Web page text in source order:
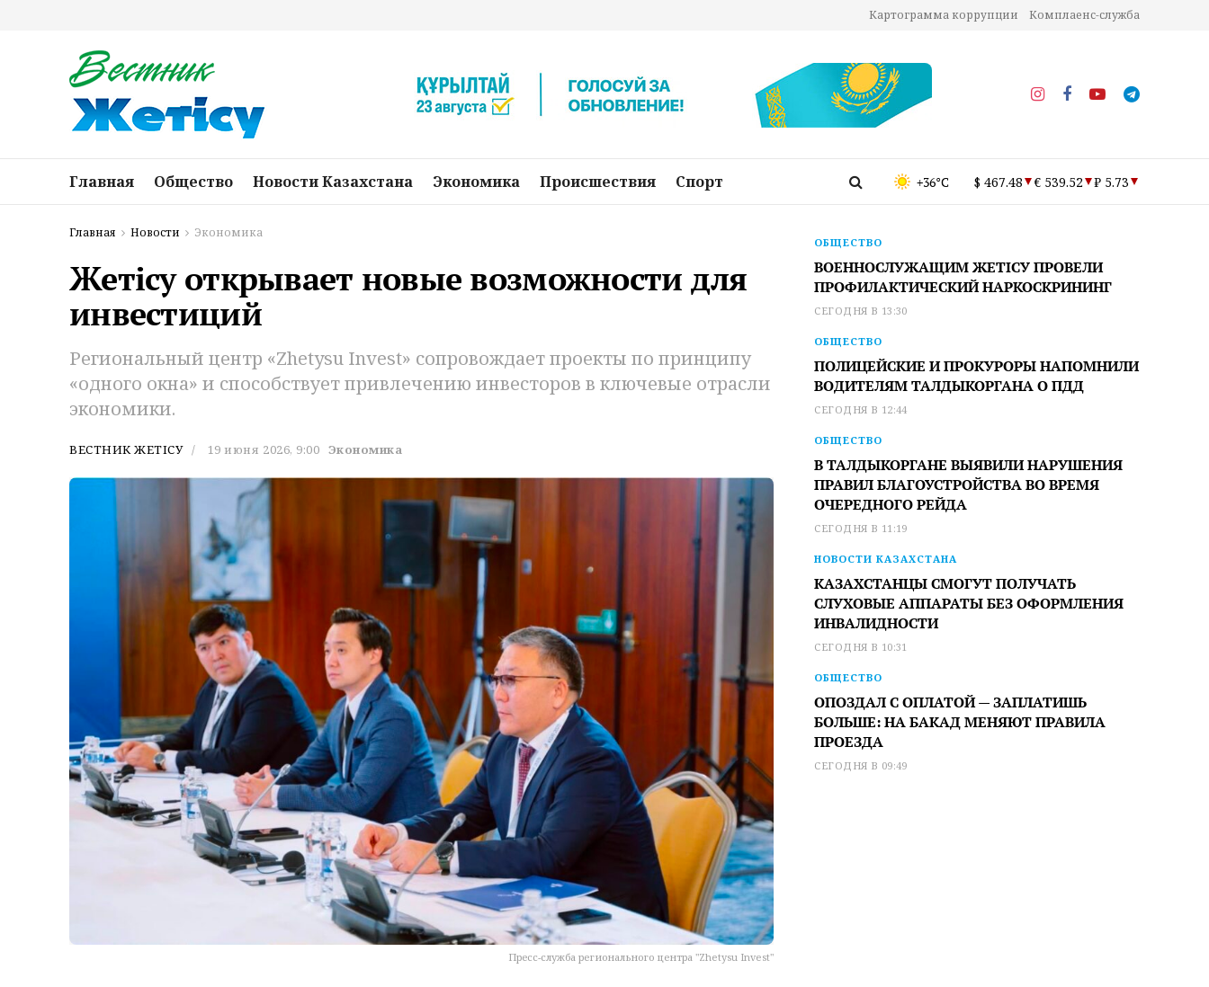
Картограмма коррупции Комплаенс-служба
Главная Общество Новости Казахстана Экономика Происшествия Спорт +36°C $ 467.48 € 539.52 ₽ 5.73
Главная Новости Экономика
Жетісу открывает новые возможности для
инвестиций
Региональный центр «Zhetysu Invest» сопровождает проекты по принципу
«одного окна» и способствует привлечению инвесторов в ключевые отрасли
экономики.
ВЕСТНИК ЖЕТІСУ 19 июня 2026, 9:00 Экономика
Пресс-служба регионального центра "Zhetysu Invest"
ОБЩЕСТВО
ВОЕННОСЛУЖАЩИМ ЖЕТІСУ ПРОВЕЛИ
ПРОФИЛАКТИЧЕСКИЙ НАРКОСКРИНИНГ
СЕГОДНЯ В 13:30
ОБЩЕСТВО
ПОЛИЦЕЙСКИЕ И ПРОКУРОРЫ НАПОМНИЛИ
ВОДИТЕЛЯМ ТАЛДЫКОРГАНА О ПДД
СЕГОДНЯ В 12:44
ОБЩЕСТВО
В ТАЛДЫКОРГАНЕ ВЫЯВИЛИ НАРУШЕНИЯ
ПРАВИЛ БЛАГОУСТРОЙСТВА ВО ВРЕМЯ
ОЧЕРЕДНОГО РЕЙДА
СЕГОДНЯ В 11:19
НОВОСТИ КАЗАХСТАНА
КАЗАХСТАНЦЫ СМОГУТ ПОЛУЧАТЬ
СЛУХОВЫЕ АППАРАТЫ БЕЗ ОФОРМЛЕНИЯ
ИНВАЛИДНОСТИ
СЕГОДНЯ В 10:31
ОБЩЕСТВО
ОПОЗДАЛ С ОПЛАТОЙ — ЗАПЛАТИШЬ
БОЛЬШЕ: НА БАКАД МЕНЯЮТ ПРАВИЛА
ПРОЕЗДА
СЕГОДНЯ В 09:49